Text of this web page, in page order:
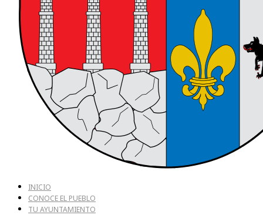
INICIO
CONOCE EL PUEBLO
TU AYUNTAMIENTO